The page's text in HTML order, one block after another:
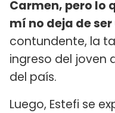
Carmen, pero lo
mí no deja de
contundente, la
ingreso del joven
del país.
Luego, Estefi se